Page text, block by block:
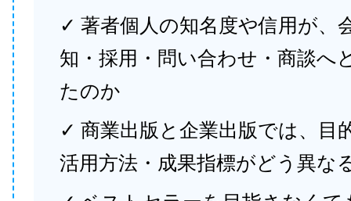
✓ 著者個人の知名度や信用が、
知・採用・問い合わせ・商談へ
たのか
✓ 商業出版と企業出版では、目
活用方法・成果指標がどう異な